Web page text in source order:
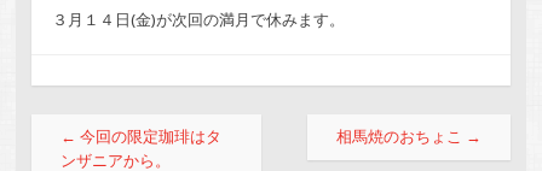
３月１４日(金)が次回の満月で休みます。
投稿ナビゲーション
← 今回の限定珈琲はタ
ンザニアから。
相馬焼のおちょこ →